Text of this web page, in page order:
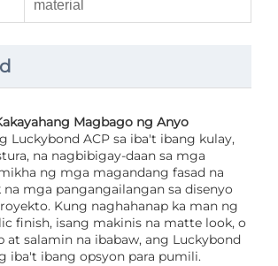
material
Magbago ng Anyo
Luckybond ACP sa iba't ibang kulay,
na nagbibigay-daan sa mga
ng mga magandang fasad na
mga pangangailangan sa disenyo
Kung naghahanap ka man ng
finish, isang makinis na matte look, o
at salamin na ibabaw, ang Luckybond
iba't ibang opsyon para pumili.